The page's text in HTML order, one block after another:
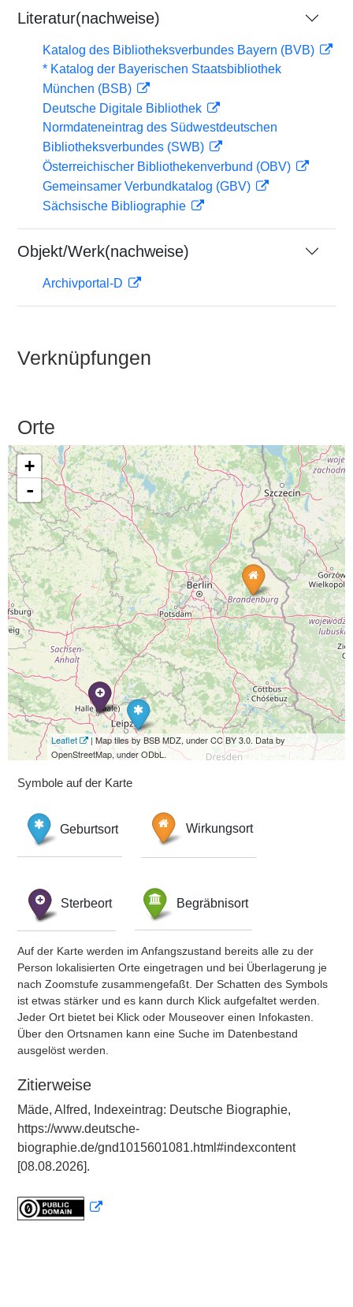
Literatur(nachweise)
Katalog des Bibliotheksverbundes Bayern (BVB)
* Katalog der Bayerischen Staatsbibliothek
München (BSB)
Deutsche Digitale Bibliothek
Normdateneintrag des Südwestdeutschen
Bibliotheksverbundes (SWB)
Österreichischer Bibliothekenverbund (OBV)
Gemeinsamer Verbundkatalog (GBV)
Sächsische Bibliographie
Objekt/Werk(nachweise)
Archivportal-D
Verknüpfungen
Orte
+
-
Leaflet
| Map tiles by BSB MDZ, under CC BY 3.0. Data by
OpenStreetMap, under ODbL.
Symbole auf der Karte
Geburtsort Wirkungsort
Sterbeort Begräbnisort
Auf der Karte werden im Anfangszustand bereits alle zu der
Person lokalisierten Orte eingetragen und bei Überlagerung je
nach Zoomstufe zusammengefaßt. Der Schatten des Symbols
ist etwas stärker und es kann durch Klick aufgefaltet werden.
Jeder Ort bietet bei Klick oder Mouseover einen Infokasten.
Über den Ortsnamen kann eine Suche im Datenbestand
ausgelöst werden.
Zitierweise
Mäde, Alfred, Indexeintrag: Deutsche Biographie,
https://www.deutsche-
biographie.de/gnd1015601081.html#indexcontent
[08.08.2026].